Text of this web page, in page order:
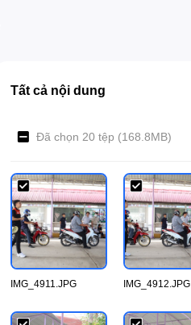
Tất cả nội dung
Đã chọn 20 tệp (168.8MB)
IMG_4911.JPG IMG_4912.JPG